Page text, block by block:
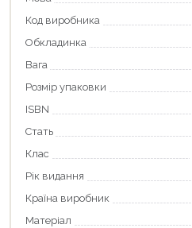
Код виробника
Обкладинка
Вага
Розмір упаковки
ISBN
Стать
Клас
Рік видання
Країна виробник
Матеріал